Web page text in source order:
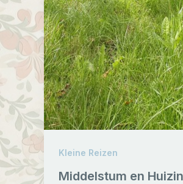
Kleine Reizen
Middelstum en